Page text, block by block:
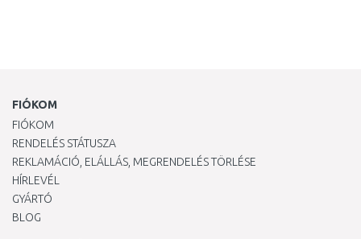
FIÓKOM
FIÓKOM
RENDELÉS STÁTUSZA
REKLAMÁCIÓ, ELÁLLÁS, MEGRENDELÉS TÖRLÉSE
HÍRLEVÉL
GYÁRTÓ
BLOG